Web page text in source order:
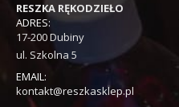
RESZKA RĘKODZIEŁO
ADRES:
17-200 Dubiny
ul. Szkolna 5
EMAIL:
kontakt@reszkasklep.pl